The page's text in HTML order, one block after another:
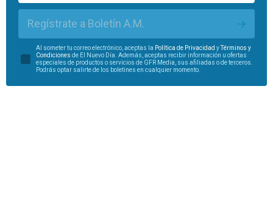
Regístrate a Boletín A.M.
Al someter tu correo electrónico, aceptas la Política de Privacidad y
Términos y
Condiciones de El Nuevo Día. Además, aceptas recibir información u ofertas
especiales de productos o servicios de GFR Media, sus afiliadas o de terceros.
Podrás optar salirte de los boletines en cualquier momento.